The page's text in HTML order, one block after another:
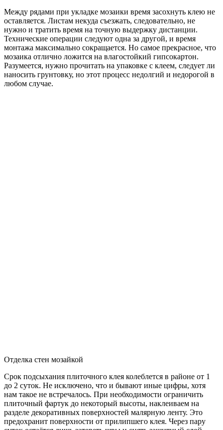
Между рядами при укладке мозаики время засохнуть клею не
оставляется. Листам некуда съезжать, следовательно, не
нужно и тратить время на точную выдержку дистанции.
Технические операции следуют одна за другой, и время
монтажа максимально сокращается. Но самое прекрасное, что
мозаика отлично ложится на влагостойкий гипсокартон.
Разумеется, нужно прочитать на упаковке с клеем, следует ли
наносить грунтовку, но этот процесс недолгий и недорогой в
любом случае.
Отделка стен мозайкой
Срок подсыхания плиточного клея колеблется в районе от 1
до 2 суток. Не исключено, что и бывают иные цифры, хотя
нам такое не встречалось. При необходимости ограничить
плиточный фартук до некоторый высоты, наклеиваем на
разделе декоративных поверхностей малярную ленту. Это
предохранит поверхности от прилипшего клея. Через пару